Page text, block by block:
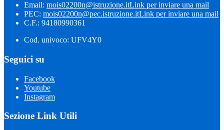
Email: mois02200n@istruzione.itLink per inviare una mail
PEC: mois02200n@pec.istruzione.itLink per inviare una mail
C.F.: 94180990361
Cod. univoco: UFV4Y0
Seguici su
Facebook
Youtube
Instagram
Sezione Link Utili